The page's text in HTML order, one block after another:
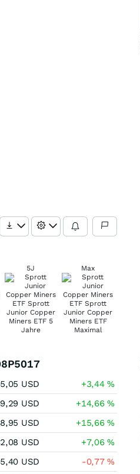
5J Max
USD +3,44%
USD +14,66%
USD +15,66%
USD +7,06%
USD -0,77%